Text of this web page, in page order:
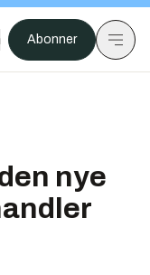
Abonner
nye